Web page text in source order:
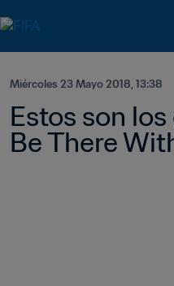
Miércoles 23 Mayo 2018, 13:38
Estos son
Be There